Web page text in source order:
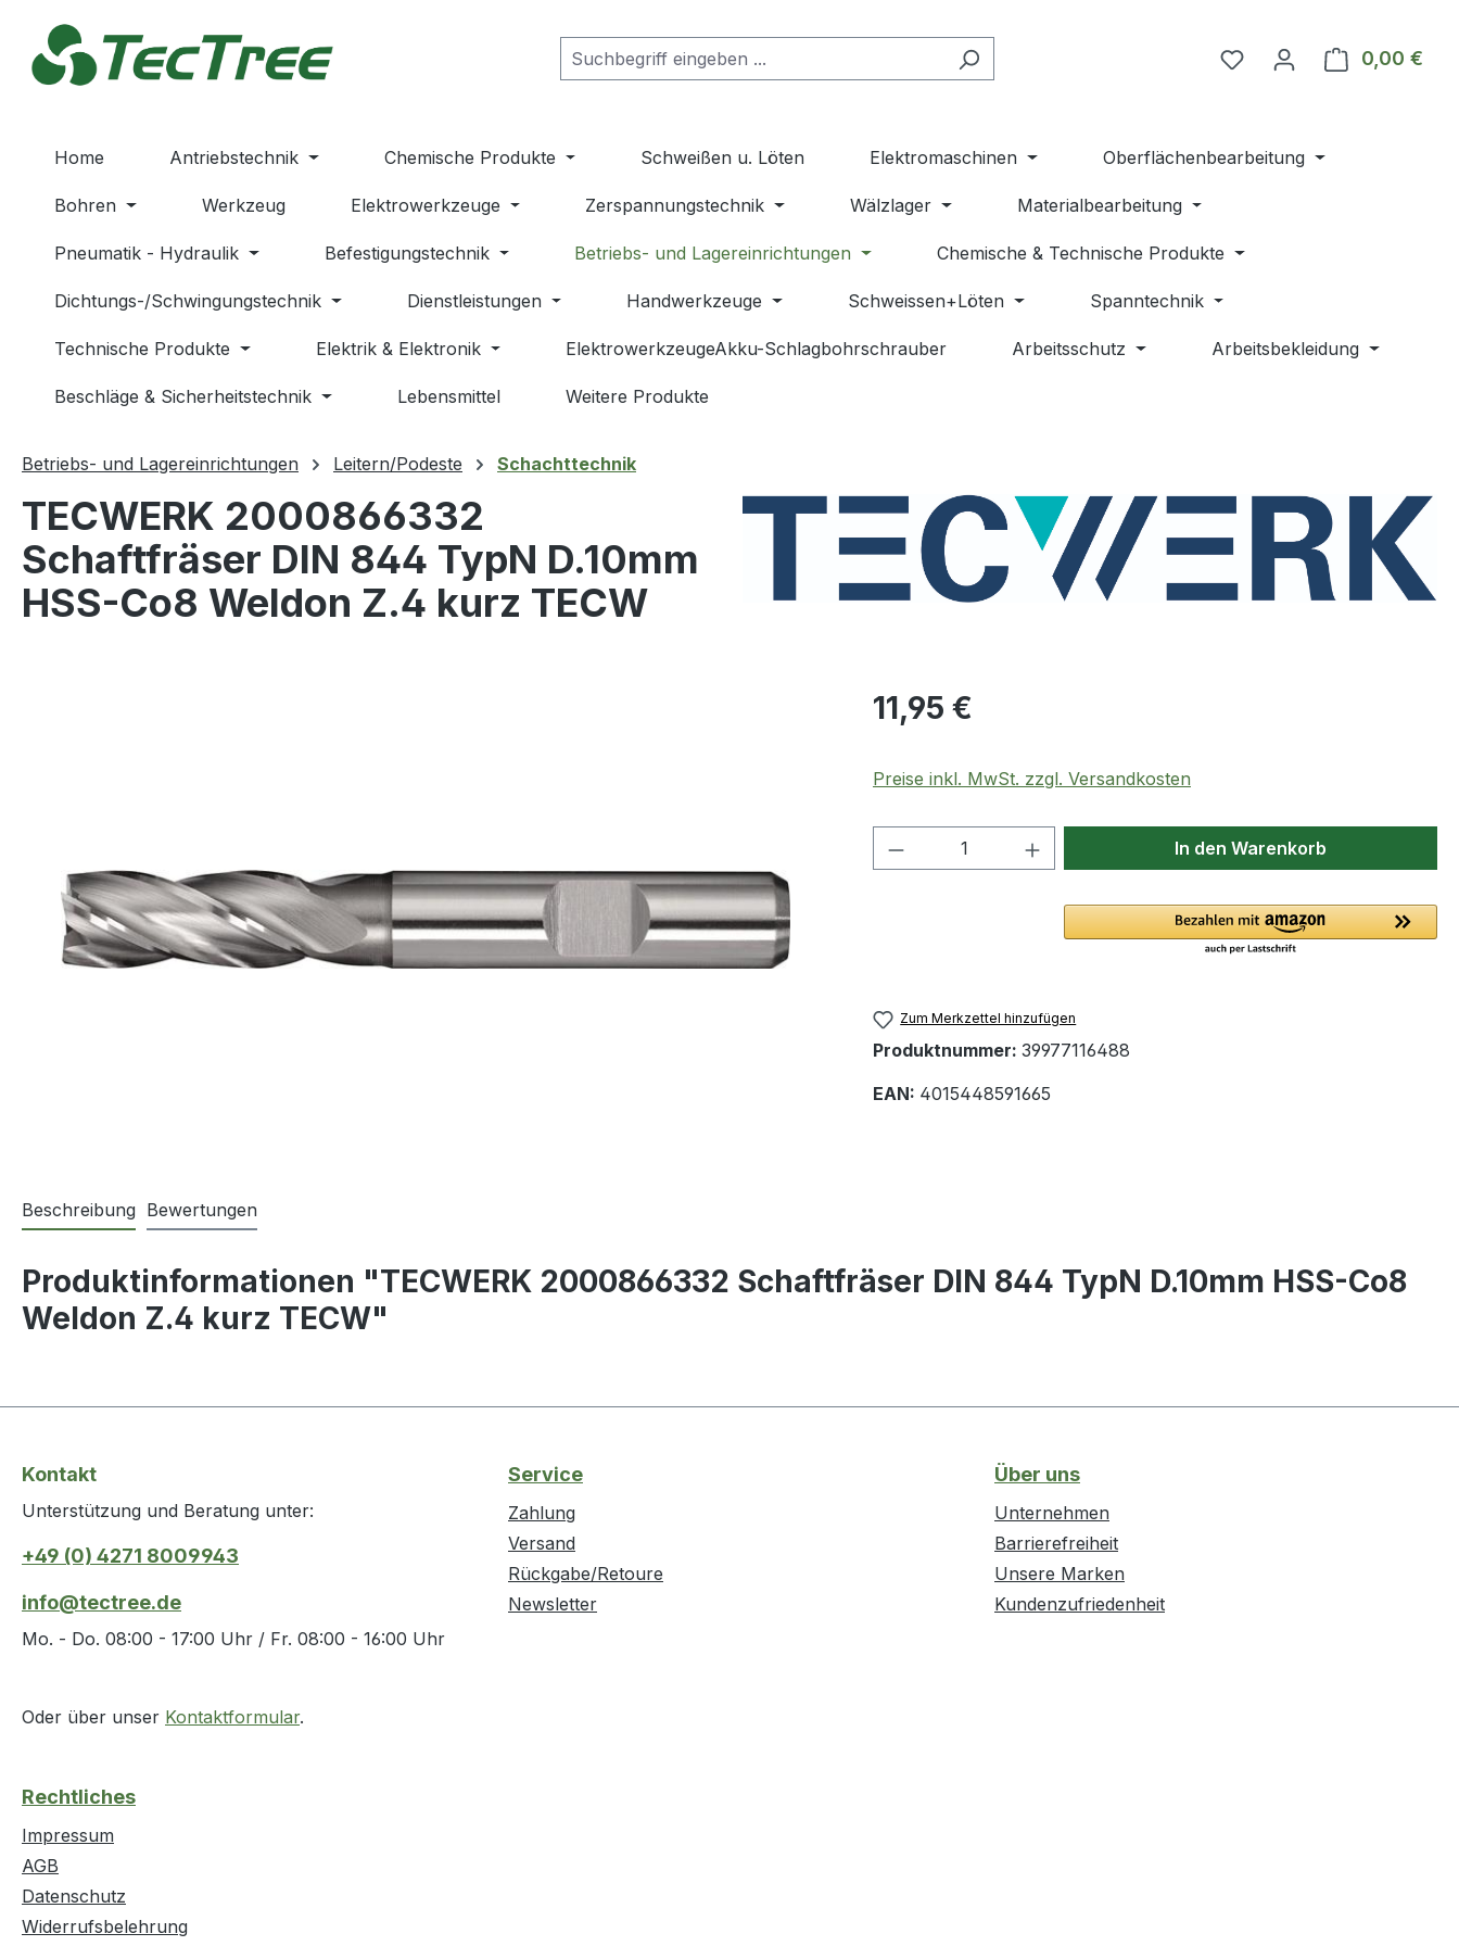
Hauptinhalt springen
Zur Suche springen
Zur Hauptnavigation springen
Du hast 0 Produkte auf
0,00 €
Home Antriebstechnik Chemische Produkte Schweißen u. Löten Elektromaschinen Oberflächenbearbeitung
Bohren Werkzeug Elektrowerkzeuge Zerspannungstechnik Wälzlager Materialbearbeitung
Pneumatik - Hydraulik Befestigungstechnik Betriebs- und Lagereinrichtungen Chemische & Technische Produkte
Dichtungs-/Schwingungstechnik Dienstleistungen Handwerkzeuge Schweissen+Löten Spanntechnik
Technische Produkte Elektrik & Elektronik ElektrowerkzeugeAkku-Schlagbohrschrauber Arbeitsschutz Arbeitsbekleidung
Beschläge & Sicherheitstechnik Lebensmittel Weitere Produkte
Betriebs- und Lagereinrichtungen Leitern/Podeste Schachttechnik
TECWERK 2000866332
Schaftfräser DIN 844 TypN D.10mm
HSS-Co8 Weldon Z.4 kurz TECW
Regulärer Preis:
11,95 €
Preise inkl. MwSt. zzgl. Versandkosten
Produkt Anzahl: Gib den gewünschten Wert
In den Warenkorb
Zum Merkzettel hinzufügen
Produktnummer: 39977116488
EAN: 4015448591665
Beschreibung Bewertungen
Produktinformationen "TECWERK 2000866332 Schaftfräser DIN 844 TypN D.10mm HSS-Co8
Weldon Z.4 kurz TECW"
Kontakt
Unterstützung und Beratung unter:
+49 (0) 4271 8009943
info@tectree.de
Mo. - Do. 08:00 - 17:00 Uhr / Fr. 08:00 - 16:00 Uhr
Oder über unser Kontaktformular.
Service
Zahlung
Versand
Rückgabe/Retoure
Newsletter
Über uns
Unternehmen
Barrierefreiheit
Unsere Marken
Kundenzufriedenheit
Rechtliches
Impressum
AGB
Datenschutz
Widerrufsbelehrung